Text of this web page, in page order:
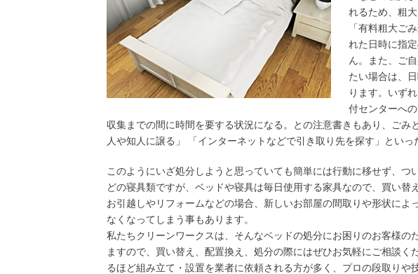
れるため、粗
「有料粗大ご
れた日時に指
ん。また、ご
たい場合は、
ります。いず
付センターへ
収集までの間に時間を要する状況になる。との注意書きもあり、ごみ
人や知人に譲る」 「インターネットなどで引き取り先を探す」といっ
このようにいざ処分しようと思っていても簡単には行動に移せず、つ
どの寝具類ですが、ベッドや寝具は毎日使用する家具なので、買い替
お引越しやリフォームなどの場合、新しいお部屋の間取りや形状によ
なくなってしまう事もあります。
私たちクリーンワークスは、そんなベッドの処分にお困りのお客様の
ますので、買い替え、配置換え、処分の際にはぜひお気軽にご相談く
るほど組み立て・設置を業者に依頼される方が多く、プロの段取りや